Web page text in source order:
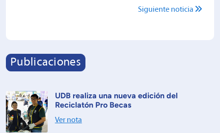
Siguiente noticia
Publicaciones
UDB realiza una nueva edición del
Reciclatón Pro Becas
Ver nota